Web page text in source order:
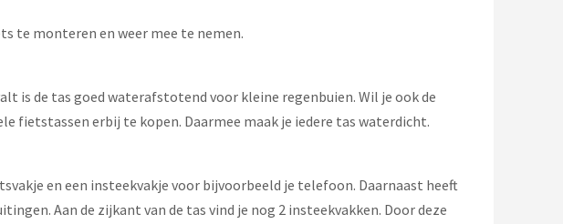
te monteren en weer mee te nemen.
is de tas goed waterafstotend voor kleine regenbuien. Wil je ook de
fietstassen erbij te kopen. Daarmee maak je iedere tas waterdicht.
en een insteekvakje voor bijvoorbeeld je telefoon. Daarnaast heeft
Aan de zijkant van de tas vind je nog 2 insteekvakken. Door deze